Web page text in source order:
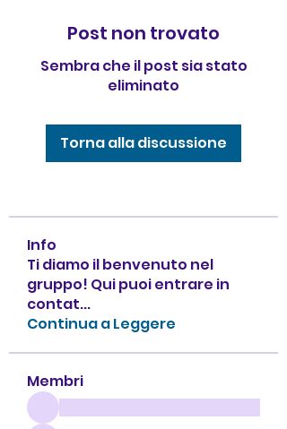
Post non trovato
Sembra che il post sia stato
eliminato
Torna alla discussione
Info
Ti diamo il benvenuto nel
gruppo! Qui puoi entrare in
contat...
Continua a Leggere
Membri